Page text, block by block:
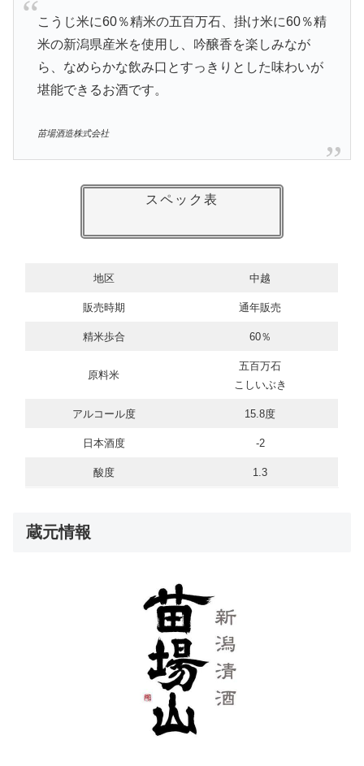
こうじ米に60％精米の五百万石、掛け米に60％精
米の新潟県産米を使用し、吟醸香を楽しみなが
ら、なめらかな飲み口とすっきりとした味わいが
堪能できるお酒です。
苗場酒造株式会社
スペック表
地区 中越
販売時期 通年販売
精米歩合 60％
原料米
五百万石
こしいぶき
アルコール度 15.8度
日本酒度 -2
酸度 1.3
蔵元情報